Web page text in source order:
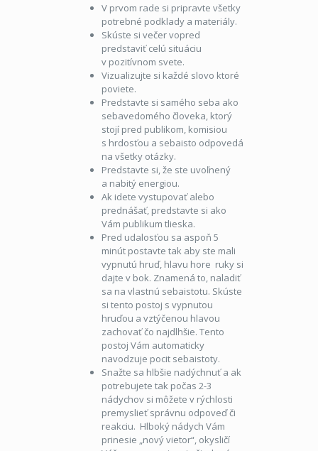
V prvom rade si pripravte všetky
potrebné podklady a materiály.
Skúste si večer vopred
predstaviť celú situáciu
v pozitívnom svete.
Vizualizujte si každé slovo ktoré
poviete.
Predstavte si samého seba ako
sebavedomého človeka, ktorý
stojí pred publikom, komisiou
s hrdosťou a sebaisto odpovedá
na všetky otázky.
Predstavte si, že ste uvoľnený
a nabitý energiou.
Ak idete vystupovať alebo
prednášať, predstavte si ako
Vám publikum tlieska.
Pred udalosťou sa aspoň 5
minút postavte tak aby ste mali
vypnutú hruď, hlavu hore ruky si
dajte v bok. Znamená to, naladiť
sa na vlastnú sebaistotu. Skúste
si tento postoj s vypnutou
hruďou a vztýčenou hlavou
zachovať čo najdlhšie. Tento
postoj Vám automaticky
navodzuje pocit sebaistoty.
Snažte sa hlbšie nadýchnuť a ak
potrebujete tak počas 2-3
nádychov si môžete v rýchlosti
premyslieť správnu odpoveď či
reakciu. Hlboký nádych Vám
prinesie „nový vietor“, okysličí